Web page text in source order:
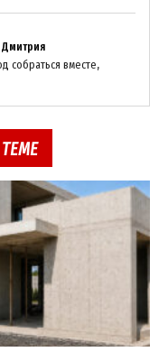
собраться вместе,